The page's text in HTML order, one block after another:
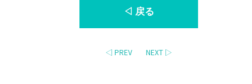
◁ 戻る
◁ PREV NEXT ▷